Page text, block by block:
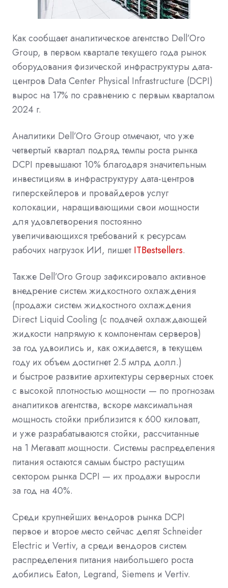
Как сообщает аналитическое агентство Dell’Oro
Group, в первом квартале текущего года рынок
оборудования физической инфраструктуры дата-
центров Data Center Physical Infrastructure (DCPI)
вырос на 17% по сравнению с первым кварталом
2024 г.
Аналитики Dell’Oro Group отмечают, что уже
четвертый квартал подряд темпы роста рынка
DCPI превышают 10% благодаря значительным
инвестициям в инфраструктуру дата-центров
гиперскейлеров и провайдеров услуг
колокации, наращивающими свои мощности
для удовлетворения постоянно
увеличивающихся требований к ресурсам
рабочих нагрузок ИИ, пишет ITBestsellers.
Также Dell’Oro Group зафиксировало активное
внедрение систем жидкостного охлаждения
(продажи систем жидкостного охлаждения
Direct Liquid Cooling (с подачей охлаждающей
жидкости напрямую к компонентам серверов)
за год удвоились и, как ожидается, в текущем
году их объем достигнет 2.5 млрд долл.)
и быстрое развитие архитектуры серверных стоек
с высокой плотностью мощности — по прогнозам
аналитиков агентства, вскоре максимальная
мощность стойки приблизится к 600 киловатт,
и уже разрабатываются стойки, рассчитанные
на 1 Мегаватт мощности. Системы распределения
питания остаются самым быстро растущим
сектором рынка DCPI — их продажи выросли
за год на 40%.
Среди крупнейших вендоров рынка DCPI
первое и второе место сейчас делят Schneider
Electric и Vertiv, а среди вендоров систем
распределения питания наибольшего роста
добились Eaton, Legrand, Siemens и Vertiv.